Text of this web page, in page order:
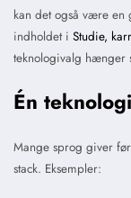
kan det også være en
indholdet i Studie,
teknologivalg hænger
Én
Mange sprog giver
stack. Eksempler: